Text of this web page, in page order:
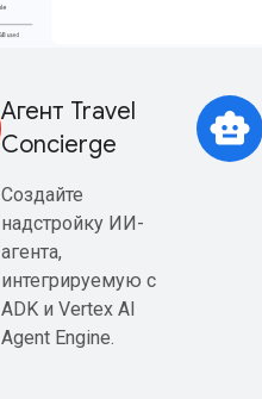
Агент Travel
Concierge
Создайте
надстройку ИИ-
агента,
интегрируемую с
ADK и Vertex AI
Agent Engine.
smart_toy